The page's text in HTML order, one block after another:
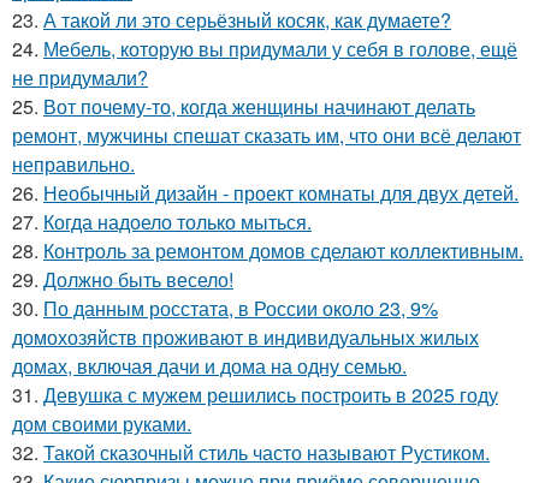
23. А такой ли это серьёзный косяк, как думаете?
24. Мебель, которую вы придумали у себя в голове, ещё
не придумали?
25. Вот почему-то, когда женщины начинают делать
ремонт, мужчины спешат сказать им, что они всё делают
неправильно.
26. Необычный дизайн - проект комнаты для двух детей.
27. Когда надоело только мыться.
28. Контроль за ремонтом домов сделают коллективным.
29. Должно быть весело!
30. По данным росстата, в России около 23, 9%
домохозяйств проживают в индивидуальных жилых
домах, включая дачи и дома на одну семью.
31. Девушка с мужем решились построить в 2025 году
дом своими руками.
32. Такой сказочный стиль часто называют Рустиком.